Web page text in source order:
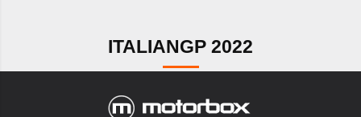
ITALIANGP 2022